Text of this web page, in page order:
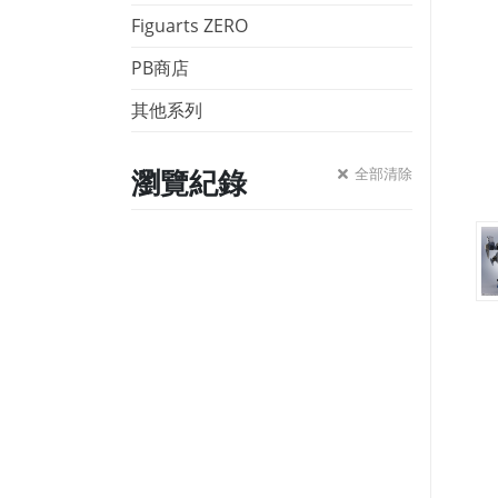
Figuarts ZERO
PB商店
其他系列
瀏覽紀錄 全部清除